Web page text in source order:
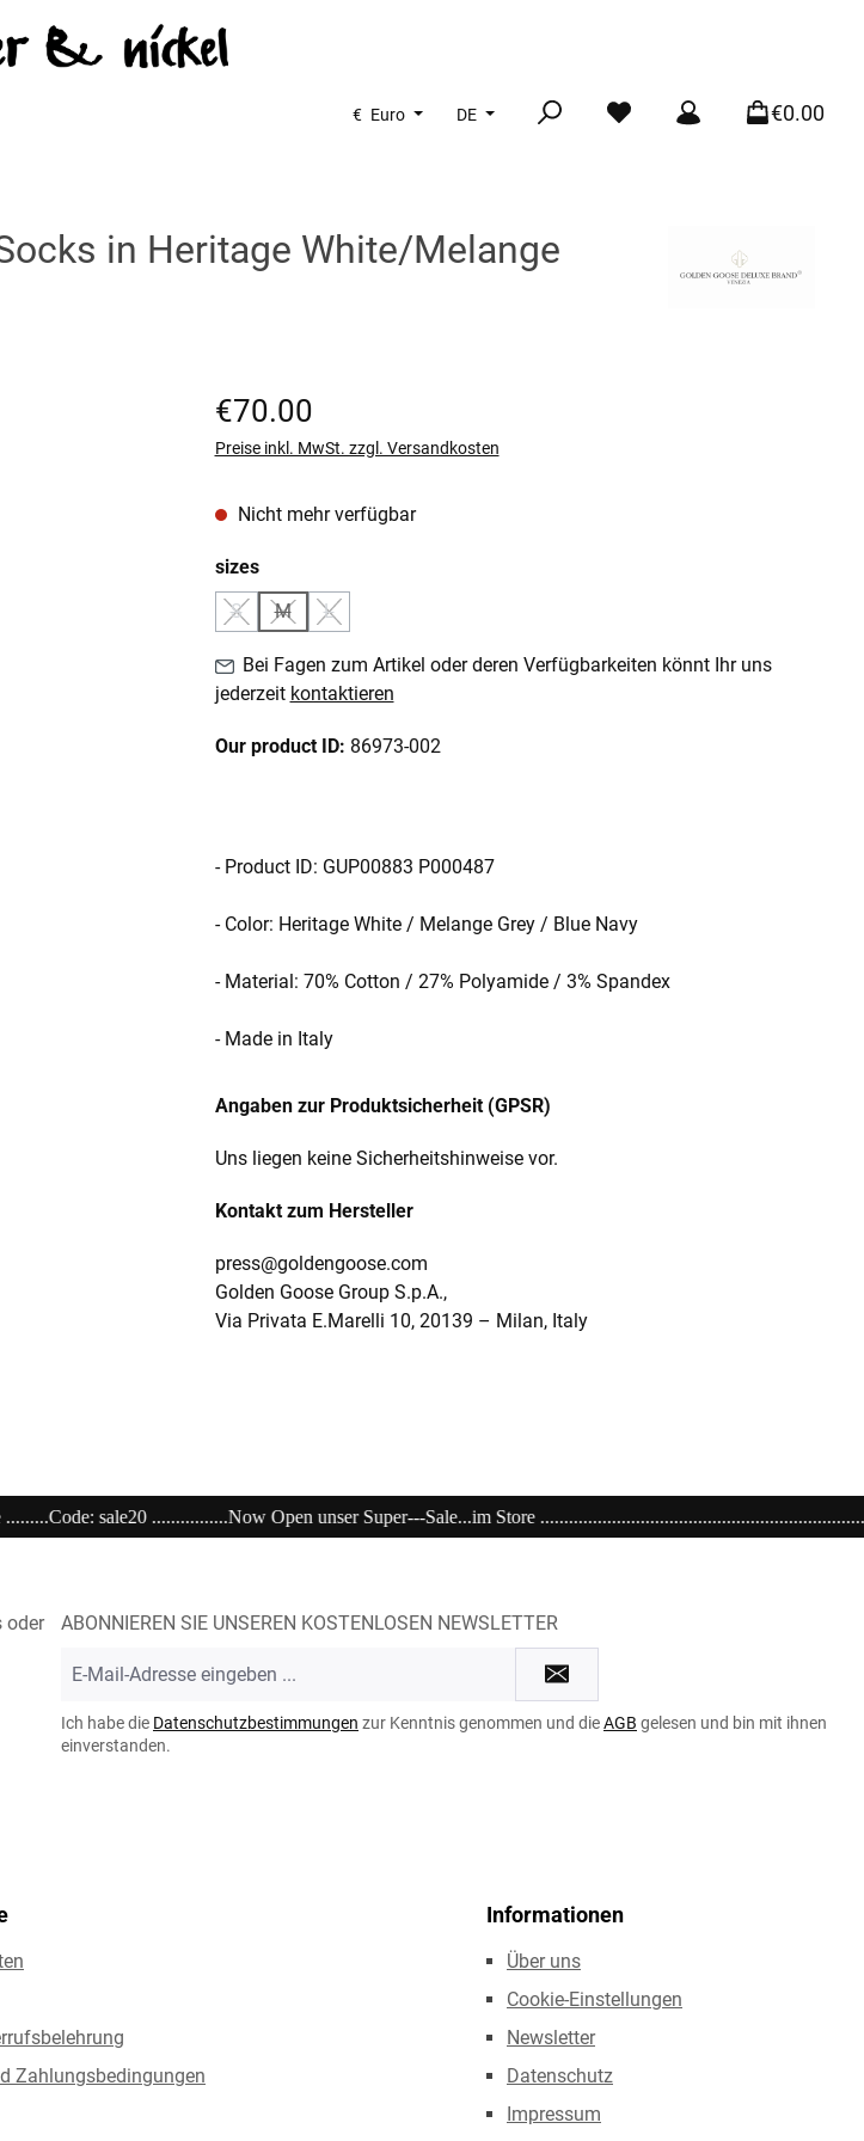
€ Euro DE €0.00
in Heritage White/Melange
Regulärer Preis:
€70.00
Preise inkl. MwSt. zzgl. Versandkosten
Nicht mehr verfügbar
sizesauswählen
S
(Diese Option ist zurzeit nicht verfügbar.)
M
(Diese Option ist zurzeit nicht verfügbar.)
L
(Diese Option ist zurzeit nicht verfügbar.)
Bei Fagen zum Artikel oder deren Verfügbarkeiten könnt Ihr uns
jederzeit kontaktieren
Our product ID: 86973-002
- Product ID: GUP00883 P000487
- Color: Heritage White / Melange Grey / Blue Navy
- Material: 70% Cotton / 27% Polyamide / 3% Spandex
- Made in Italy
Angaben zur Produktsicherheit (GPSR)
Uns liegen keine Sicherheitshinweise vor.
Kontakt zum Hersteller
press@goldengoose.com
Golden Goose Group S.p.A.,
Via Privata E.Marelli 10, 20139 – Milan, Italy
Open unser Super---Sale...im Store
oder
ABONNIEREN SIE UNSEREN KOSTENLOSEN NEWSLETTER
Mail-
*
Ich habe die Datenschutzbestimmungen zur Kenntnis genommen und dieAGB gelesen und bin mit ihnen
einverstanden.
Zahlungsbedingungen
Informationen
Über uns
Cookie-Einstellungen
Newsletter
Datenschutz
Impressum